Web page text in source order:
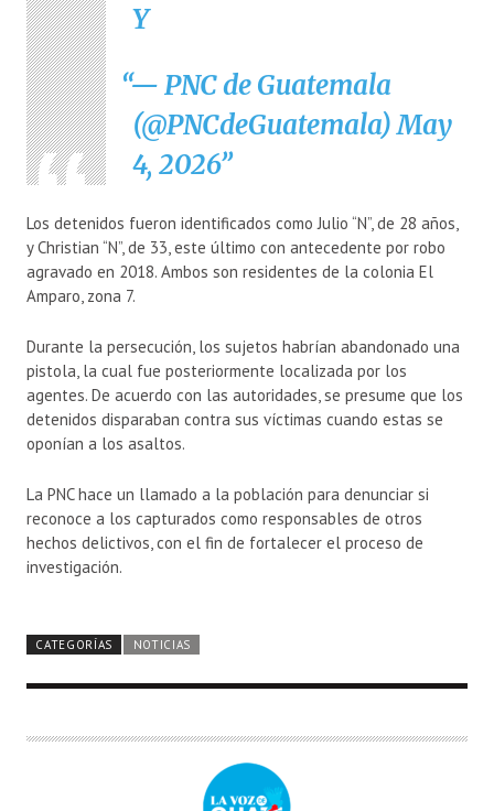
Y
— PNC de Guatemala
(@PNCdeGuatemala)May
4, 2026
Los detenidos fueron identificados como Julio “N”, de 28 años,
y Christian “N”, de 33, este último con antecedente por robo
agravado en 2018. Ambos son residentes de la colonia El
Amparo, zona 7.
Durante la persecución, los sujetos habrían abandonado una
pistola, la cual fue posteriormente localizada por los
agentes. De acuerdo con las autoridades, se presume que los
detenidos disparaban contra sus víctimas cuando estas se
oponían a los asaltos.
La PNC hace un llamado a la población para denunciar si
reconoce a los capturados como responsables de otros
hechos delictivos, con el fin de fortalecer el proceso de
investigación.
CATEGORÍAS NOTICIAS